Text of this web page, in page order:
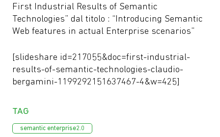
First Industrial Results of Semantic
Technologies” dal titolo : “Introducing Semantic
Web features in actual Enterprise scenarios”
[slideshare id=217055&doc=first-industrial-
results-of-semantic-technologies-claudio-
bergamini-1199292151637467-4&w=425]
Tagsemantic enterprise2.0